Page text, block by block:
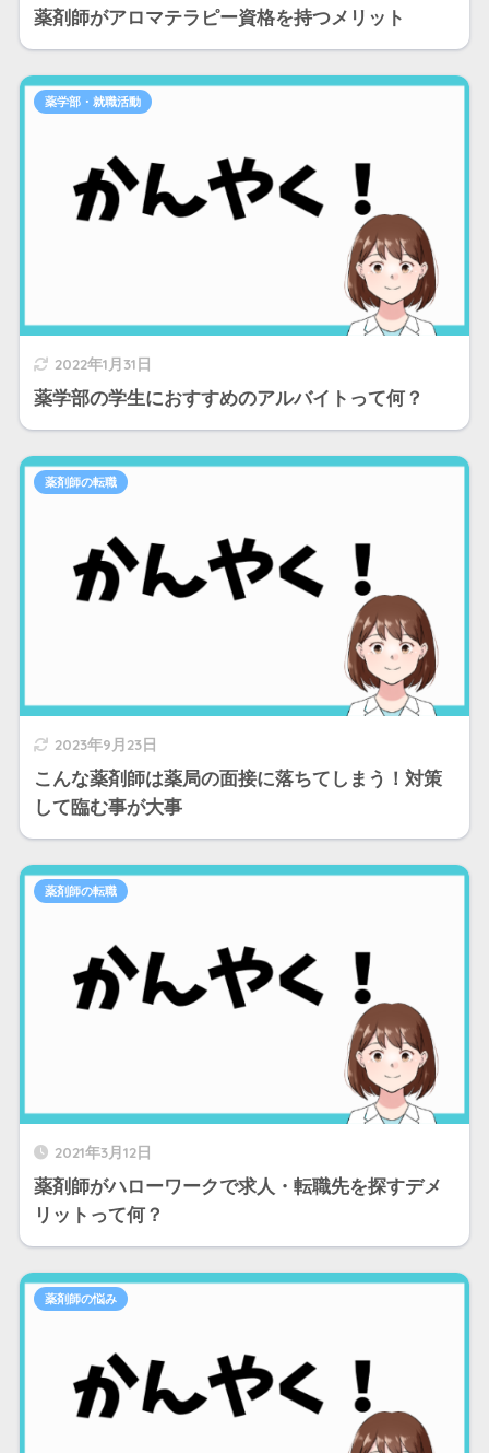
薬剤師がアロマテラピー資格を持つメリット
2022年1月31日
薬学部の学生におすすめのアルバイトって何？
薬学部・就職活動
2023年9月23日
こんな薬剤師は薬局の面接に落ちてしまう！対策
して臨む事が大事
薬剤師の転職
2021年3月12日
薬剤師がハローワークで求人・転職先を探すデメ
リットって何？
薬剤師の転職
薬剤師の悩み